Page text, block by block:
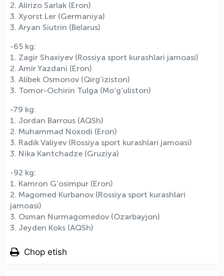
2. Alirizo Sarlak (Eron)
3. Xyorst Ler (Germaniya)
3. Aryan Siutrin (Belarus)
-65 kg:
1. Zagir Shaxiyev (Rossiya sport kurashlari jamoasi)
2. Amir Yazdani (Eron)
3. Alibek Osmonov (Qirg‘iziston)
3. Tomor-Ochirin Tulga (Mo‘g‘uliston)
-79 kg:
1. Jordan Barrous (AQSh)
2. Muhammad Noxodi (Eron)
3. Radik Valiyev (Rossiya sport kurashlari jamoasi)
3. Nika Kantchadze (Gruziya)
-92 kg:
1. Kamron G‘osimpur (Eron)
2. Magomed Kurbanov (Rossiya sport kurashlari
jamoasi)
3. Osman Nurmagomedov (Ozarbayjon)
3. Jeyden Koks (AQSh)
Chop etish